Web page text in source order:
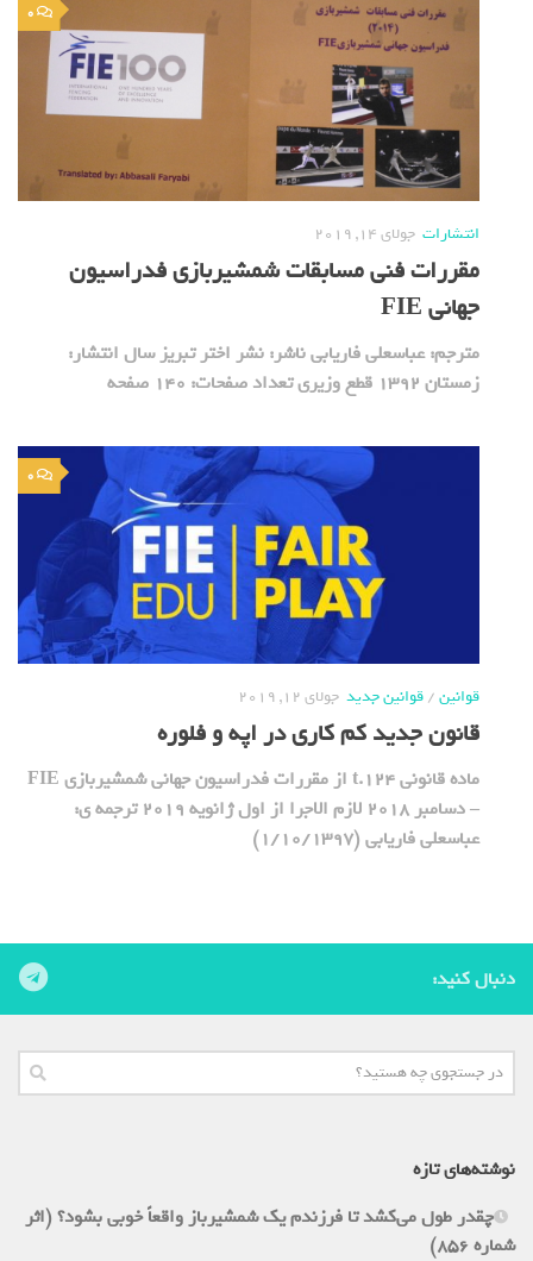
0
انتشارات جولای 14, 2019
مقررات فنی مسابقات شمشیربازی فدراسیون
جهانی FIE
مترجم: عباسعلی فاریابی ناشر: نشر اختر تبریز سال انتشار:
زمستان 1392 قطع وزیری تعداد صفحات: 140 صفحه
0
قوانین/قوانین جدید جولای 12, 2019
قانون جدید کم کاری در اپه و فلوره
ماده قانونی t.124 از مقررات فدراسیون جهانی شمشیربازی FIE
– دسامبر 2018 لازم الاجرا از اول ژانویه 2019 ترجمه ی:
عباسعلی فاریابی (1/10/1397)
دنبال کنید:
نوشته‌های تازه
چقدر طول می‌کشد تا فرزندم یک شمشیرباز واقعاً خوبی بشود؟ (اثر
شماره 856)